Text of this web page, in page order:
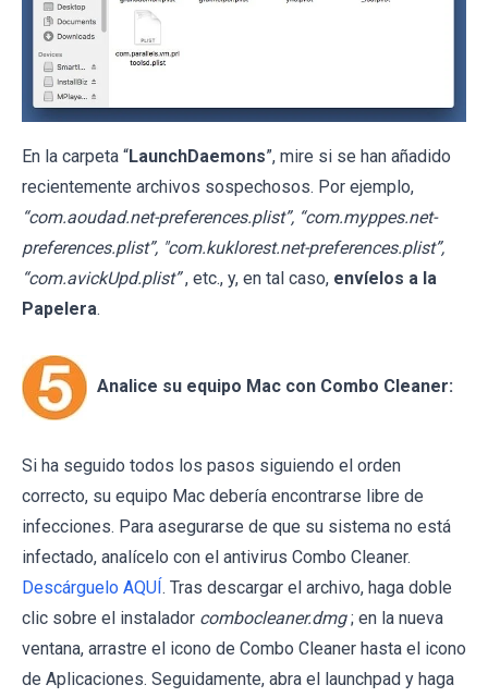
En la carpeta “LaunchDaemons”, mire si se han añadido
recientemente archivos sospechosos. Por ejemplo,
“com.aoudad.net-preferences.plist”, “com.myppes.net-
preferences.plist”, "com.kuklorest.net-preferences.plist”,
“com.avickUpd.plist” , etc., y, en tal caso, envíelos a la
Papelera.
Analice su equipo Mac con Combo Cleaner:
Si ha seguido todos los pasos siguiendo el orden
correcto, su equipo Mac debería encontrarse libre de
infecciones. Para asegurarse de que su sistema no está
infectado, analícelo con el antivirus Combo Cleaner.
Descárguelo AQUÍ. Tras descargar el archivo, haga doble
clic sobre el instalador combocleaner.dmg ; en la nueva
ventana, arrastre el icono de Combo Cleaner hasta el icono
de Aplicaciones. Seguidamente, abra el launchpad y haga